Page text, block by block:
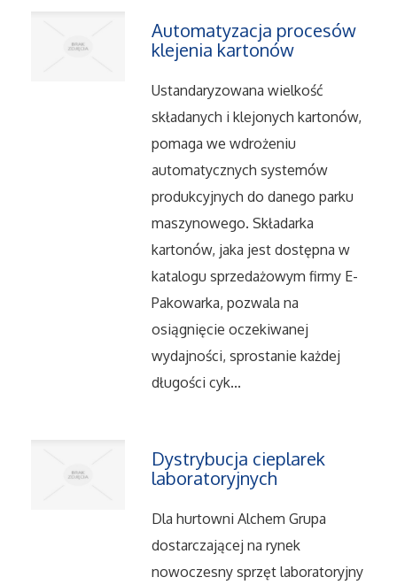
Wypoczynek
Uroda
Dietetyka, Odchudzanie
Kosmetyki
Leczenie
Salony Kosmetyczne
Sprzęt Medyczny
Oprogramowanie
Strony Internetowe
Kontakt
Automatyzacja procesów
klejenia kartonów
Ustandaryzowana wielkość
składanych i klejonych kartonów,
pomaga we wdrożeniu
automatycznych systemów
produkcyjnych do danego parku
maszynowego. Składarka
kartonów, jaka jest dostępna w
katalogu sprzedażowym firmy E-
Pakowarka, pozwala na
osiągnięcie oczekiwanej
wydajności, sprostanie każdej
długości cyk...
Dystrybucja cieplarek
laboratoryjnych
Dla hurtowni Alchem Grupa
dostarczającej na rynek
nowoczesny sprzęt laboratoryjny